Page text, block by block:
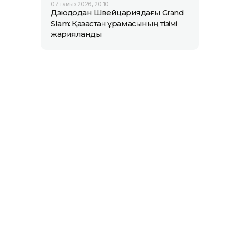
07 тамыз 2026, 20:10
Дзюдодан Швейцариядағы Grand
Slam: Қазақстан құрамасының тізімі
жарияланды